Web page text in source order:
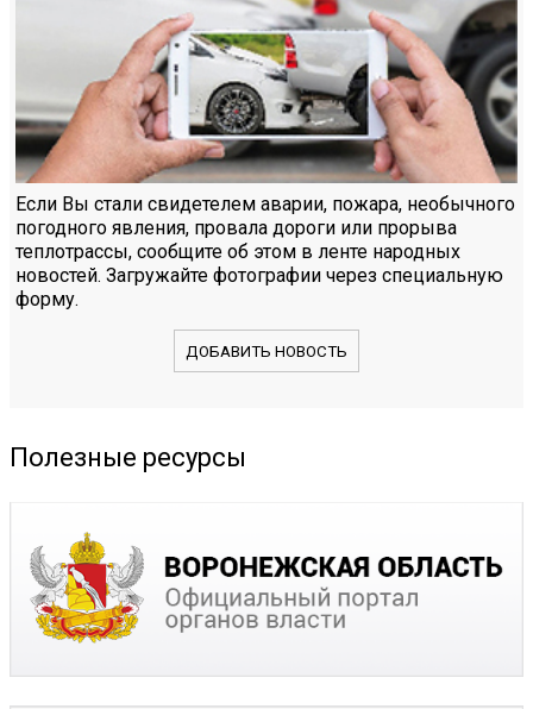
Если Вы стали свидетелем аварии, пожара, необычного
погодного явления, провала дороги или прорыва
теплотрассы, сообщите об этом в ленте народных
новостей. Загружайте фотографии через специальную
форму.
ДОБАВИТЬ НОВОСТЬ
Полезные ресурсы